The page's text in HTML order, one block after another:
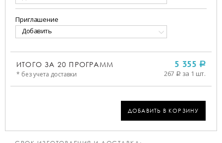
Приглашение
Добавить
ИТОГО ЗА 20 ПРОГРАММ
* без учета доставки
5 355 a
267 a за 1 шт.
ДОБАВИТЬ В КОРЗИНУ